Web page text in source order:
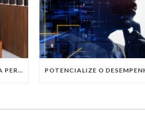
ENCONTRANDO A FÓRMULA PERFEITA: TRABALHO PRESENCIAL, HOME OFFICE OU TRABALHO HÍBRIDO?